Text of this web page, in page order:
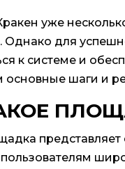
уже
Однако для
к системе и
основные шаги и